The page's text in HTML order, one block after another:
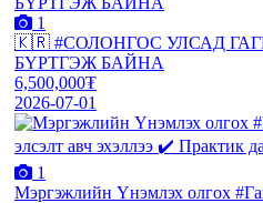
1
🇰🇷 #СОЛОНГОС УЛСАД
БҮРТГЭЖ БАЙНА
6,500,000₮
2026-07-01
1
Мэргэжлийн Үнэмлэх олгох